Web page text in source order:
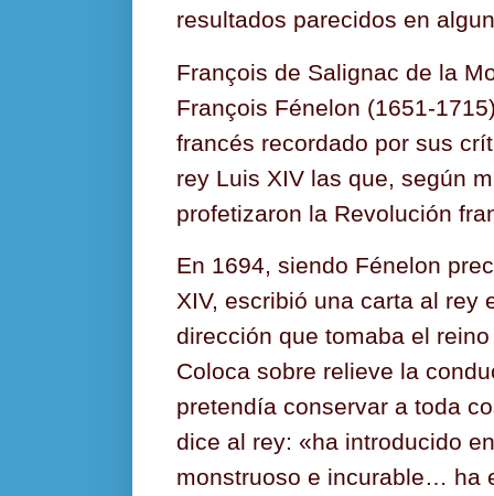
resultados parecidos en
François de Salignac de la
François Fénelon (1651-
francés recordado por sus
rey Luis XIV las que, según
profetizaron la Revolución
En 1694, siendo Fénelon
XIV, escribió una carta al rey
dirección que tomaba el
Coloca sobre relieve la
pretendía conservar a toda
dice al rey: «ha introducido
monstruoso e incurable… ha